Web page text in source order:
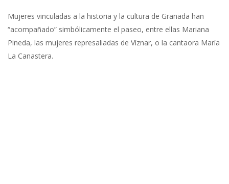
Mujeres vinculadas a la historia y la cultura de Granada han
“acompañado” simbólicamente el paseo, entre ellas Mariana
Pineda, las mujeres represaliadas de Víznar, o la cantaora María
La Canastera.